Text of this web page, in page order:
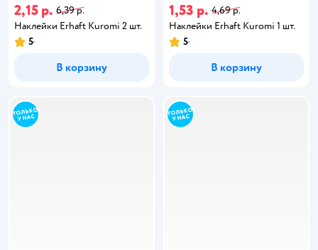
2,15 р. 6,39 р.
Наклейки Erhaft Kuromi 2 шт.
5
В корзину
1,53 р. 4,69 р.
Наклейки Erhaft Kuromi 1 шт.
5
В корзину